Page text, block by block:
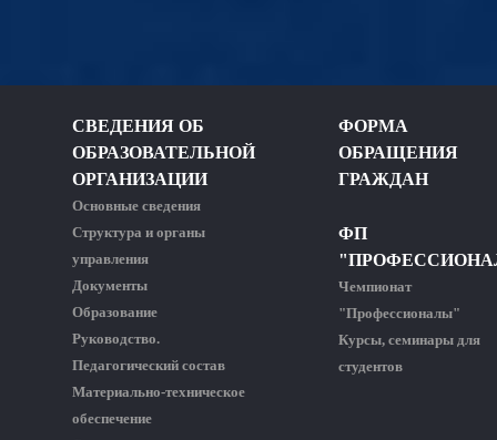
СВЕДЕНИЯ ОБ
ОБРАЗОВАТЕЛЬНОЙ
ОРГАНИЗАЦИИ
Основные сведения
Структура и органы
управления
Документы
Образование
Руководство.
Педагогический состав
Материально-техническое
обеспечение
ФОРМА
ОБРАЩЕНИЯ
ГРАЖДАН
ФП
Чемпионат
"Профессионалы"
Курсы, семинары для
студентов